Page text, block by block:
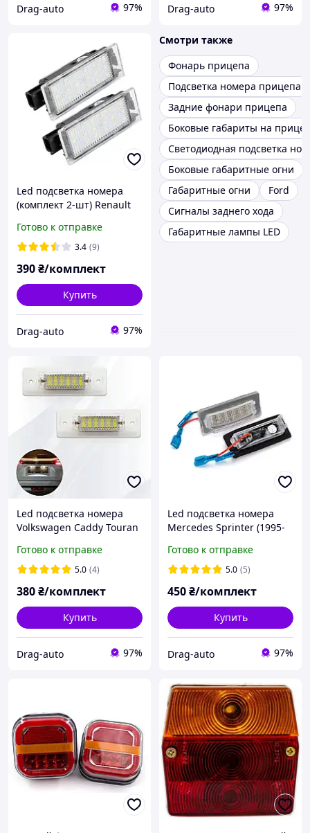
Drag-auto 97% Drag-auto 97%
Led подсветка номера
(комплект 2-шт) Renault
Master 2/3, Laguna 2/3,
Kangoo, Trafic 3
Готово к отправке
3.4 (9)
390₴/комплект
Купить
Drag-auto 97%
Смотри также
Фонарь прицепа
Подсветка номера прицепа
Задние фонари прицепа
Боковые габариты на
Светодиодная подсветка
Боковые габаритные огни
Габаритные огни
Ford
Сигналы заднего хода
Габаритные лампы LED
Led подсветка номера
Volkswagen Caddy Touran
CANBUS (комплект 2-шт).
Готово к отправке
5.0 (4)
380₴/комплект
Купить
Drag-auto 97%
Led подсветка номера
Mercedes Sprinter (1995-
комплект 2шт
Готово к отправке
5.0 (5)
450₴/комплект
Купить
Drag-auto 97%